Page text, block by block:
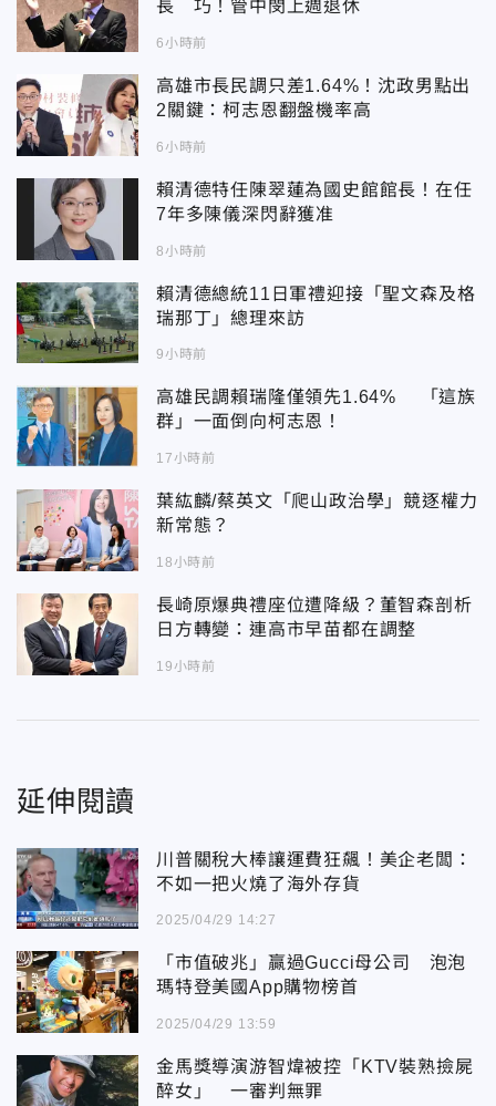
長 巧！管中閔上週退休
6小時前
高雄市長民調只差1.64%！沈政男點出
2關鍵：柯志恩翻盤機率高
6小時前
賴清德特任陳翠蓮為國史館館長！在任
7年多陳儀深閃辭獲准
8小時前
賴清德總統11日軍禮迎接「聖文森及格
瑞那丁」總理來訪
9小時前
高雄民調賴瑞隆僅領先1.64% 「這族
群」一面倒向柯志恩！
17小時前
葉紘麟/蔡英文「爬山政治學」競逐權力
新常態？
18小時前
長崎原爆典禮座位遭降級？董智森剖析
日方轉變：連高市早苗都在調整
19小時前
延伸閱讀
川普關稅大棒讓運費狂飆！美企老闆：
不如一把火燒了海外存貨
2025/04/29 14:27
「市值破兆」贏過Gucci母公司 泡泡
瑪特登美國App購物榜首
2025/04/29 13:59
金馬獎導演游智煒被控「KTV裝熟撿屍
醉女」 一審判無罪